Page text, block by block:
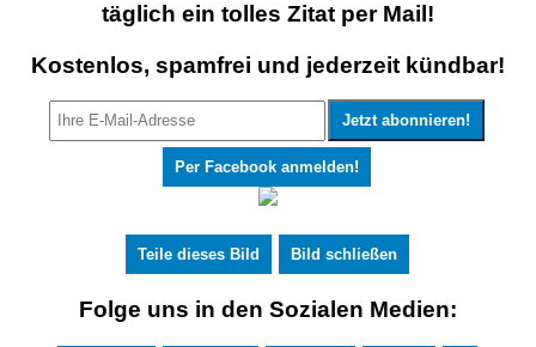
täglich ein tolles Zitat per Mail!
Kostenlos, spamfrei und jederzeit kündbar!
Per Facebook anmelden!
Teile dieses Bild Bild schließen
Folge uns in den Sozialen Medien: